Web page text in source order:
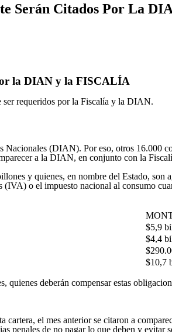
Serán Citados Por La
la DIAN y la FISCALÍA
ser requeridos por la Fiscalía y la DIAN.
(DIAN). Por eso, otros 16.000
a la DIAN, en conjunto con la
y quienes, en nombre del Estado, son
o el impuesto nacional al consumo
$5,9
$4,4
$10,7
deberán compensar estas
el mes anterior se citaron a
penales de no pagar lo que deben y evitar